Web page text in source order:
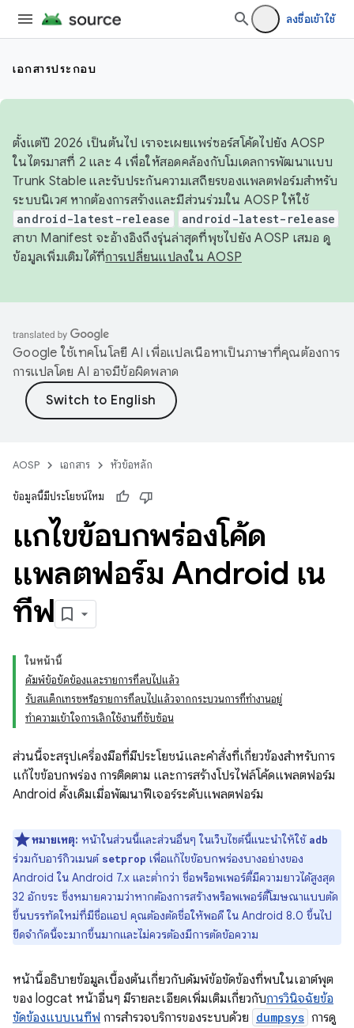
ลงชื่อเข้าใช้
เอกสารประกอบ
ตั้งแต่ปี 2026 เป็นต้นไป เราจะเผยแพร่ซอร์สโค้ดไปยัง AOSP
ในไตรมาสที่ 2 และ 4 เพื่อให้สอดคล้องกับโมเดลการพัฒนาแบบ
Trunk Stable และรับประกันความเสถียรของแพลตฟอร์มสำหรับ
ระบบนิเวศ หากต้องการสร้างและมีส่วนร่วมใน AOSP ให้ใช้
android-latest-release android-latest-release
สาขา Manifest จะอ้างอิงถึงรุ่นล่าสุดที่พุชไปยัง AOSP เสมอ ดู
ข้อมูลเพิ่มเติมได้ที่การเปลี่ยนแปลงใน AOSP
Google ใช้เทคโนโลยี AI เพื่อแปลเนื้อหาเป็นภาษาที่คุณต้องการ
การแปลโดย AI อาจมีข้อผิดพลาด
AOSP เอกสาร หัวข้อหลัก
ข้อมูลนี้มีประโยชน์ไหม
แก้ไขข้อบกพร่องโค้ด
แพลตฟอร์ม Android เน
ทีฟ
ในหน้านี้
ดัมพ์ข้อขัดข้องและรายการที่ลบไปแล้ว
รับสแต็กเทรซหรือรายการที่ลบไปแล้วจากกระบวนการที่ทำงานอยู่
ทําความเข้าใจการเลิกใช้งานที่ซับซ้อน
ส่วนนี้จะสรุปเครื่องมือที่มีประโยชน์และคำสั่งที่เกี่ยวข้องสำหรับการ
แก้ไขข้อบกพร่อง การติดตาม และการสร้างโปรไฟล์โค้ดแพลตฟอร์ม
Android ดั้งเดิมเมื่อพัฒนาฟีเจอร์ระดับแพลตฟอร์ม
หมายเหตุ: หน้าในส่วนนี้และส่วนอื่นๆ ในเว็บไซต์นี้แนะนำให้ใช้ adb
ร่วมกับอาร์กิวเมนต์ setprop เพื่อแก้ไขข้อบกพร่องบางอย่างของ
Android ใน Android 7.x และต่ำกว่า ชื่อพร็อพเพอร์ตี้มีความยาวได้สูงสุด
32 อักขระ ซึ่งหมายความว่าหากต้องการสร้างพร็อพเพอร์ตี้โฆษณาแบบตัด
ขึ้นบรรทัดใหม่ที่มีชื่อแอป คุณต้องตัดชื่อให้พอดี ใน Android 8.0 ขึ้นไป
ขีดจำกัดนี้จะมากขึ้นมากและไม่ควรต้องมีการตัดข้อความ
หน้านี้อธิบายข้อมูลเบื้องต้นเกี่ยวกับดัมพ์ข้อขัดข้องที่พบในเอาต์พุต
ของ logcat หน้าอื่นๆ มีรายละเอียดเพิ่มเติมเกี่ยวกับการวินิจฉัยข้อ
ขัดข้องแบบเนทีฟ การสำรวจบริการของระบบด้วย dumpsys การดู